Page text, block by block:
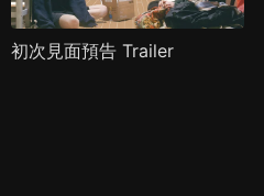
初次見面預告 Trailer